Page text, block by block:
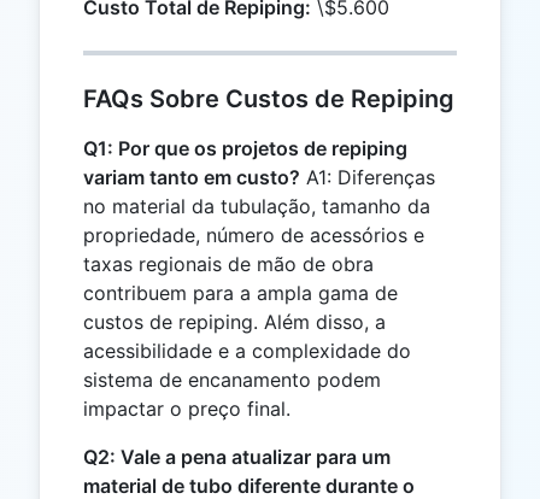
5600
Custo Total de Repiping: \$5.600
FAQs Sobre Custos de Repiping
Q1: Por que os projetos de repiping
variam tanto em custo? A1: Diferenças
no material da tubulação, tamanho da
propriedade, número de acessórios e
taxas regionais de mão de obra
contribuem para a ampla gama de
custos de repiping. Além disso, a
acessibilidade e a complexidade do
sistema de encanamento podem
impactar o preço final.
Q2: Vale a pena atualizar para um
material de tubo diferente durante o